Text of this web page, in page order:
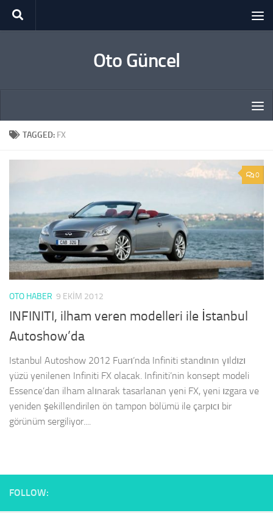
Skip to content
Oto Güncel
TAGGED: FX
0
OTO HABER 9 EKIM 2012
INFINITI, ilham veren modelleri ile İstanbul
Autoshow’da
Istanbul Autoshow 2012 Fuarı’nda Infiniti standının yıldızı
yüzü yenilenen Infiniti FX olacak. Infiniti’nin konsept modeli
Essence’dan ilham alınarak tasarlanan yeni FX, yeni ızgara ve
yeniden şekillendirilen ön tampon bölümü ile çarpıcı bir
görünüm sergiliyor....
FOLLOW: